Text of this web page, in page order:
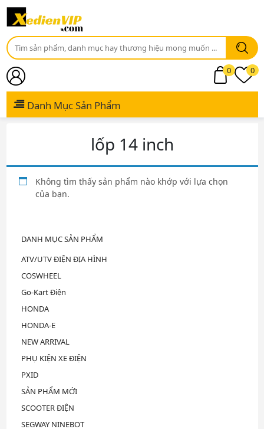
0
0
Danh Mục Sản Phẩm
DANH MỤC SẢN PHẨM
ATV/UTV ĐIỆN ĐỊA HÌNH
COSWHEEL
Go-Kart Điện
HONDA
HONDA-E
NEW ARRIVAL
PHỤ KIỆN XE ĐIỆN
PXID
SẢN PHẨM MỚI
SCOOTER ĐIỆN
SEGWAY NINEBOT
lốp 14 inch
Không tìm thấy sản phẩm nào khớp với lựa chọn
của bạn.